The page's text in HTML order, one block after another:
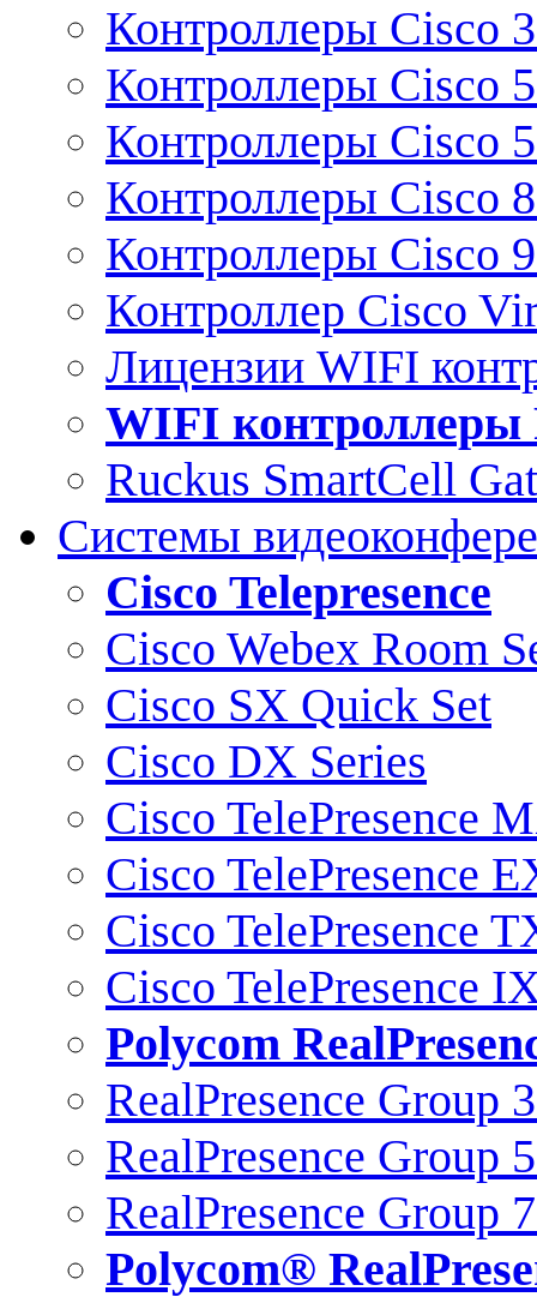
Контроллеры Cisco
Контроллеры Cisco
Контроллеры Cisco
Контроллеры Cisco
Контроллеры Cisco
Контроллер Cisco
Лицензии WIFI
WIFI контроллеры
Ruckus SmartCell
Системы
Cisco Telepresence
Cisco Webex Room
Cisco SX Quick Set
Cisco DX Series
Cisco TelePresence
Cisco TelePresence
Cisco TelePresence
Cisco TelePresence
Polycom
RealPresence Group
RealPresence Group
RealPresence Group
Polycom®